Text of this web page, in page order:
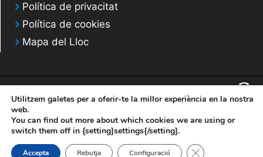
Política de privacitat
Política de cookies
Mapa del Lloc
© 2020 Web desarrollada por el Servicio de Informática de Diputación de
Alicante
Utilitzem galetes per a oferir-te la millor experiència en la nostra
web.
You can find out more about which cookies we are using or
switch them off in {setting]settings{/setting].
Accepta Rebutja Configuració Tanca el bàner de